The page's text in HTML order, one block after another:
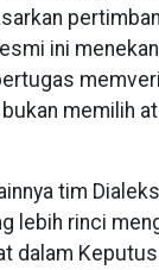
ini
memilih
tim
lebih rinci
dalam